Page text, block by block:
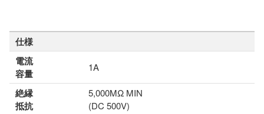
仕様
電流
容量
1A
絶縁
抵抗
5,000MΩ MIN
(DC 500V)